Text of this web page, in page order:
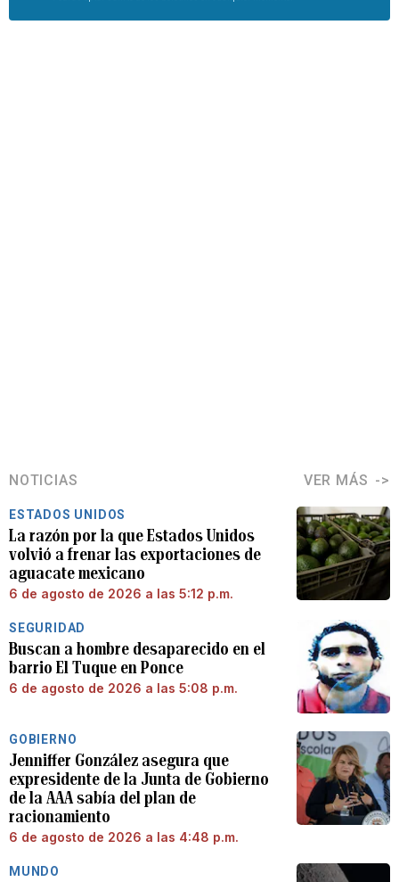
NOTICIAS VER MÁS
ESTADOS UNIDOS
La razón por la que Estados Unidos
volvió a frenar las exportaciones de
aguacate mexicano
6 de agosto de 2026 a las 5:12 p.m.
SEGURIDAD
Buscan a hombre desaparecido en el
barrio El Tuque en Ponce
6 de agosto de 2026 a las 5:08 p.m.
GOBIERNO
Jenniffer González asegura que
expresidente de la Junta de Gobierno
de la AAA sabía del plan de
racionamiento
6 de agosto de 2026 a las 4:48 p.m.
MUNDO